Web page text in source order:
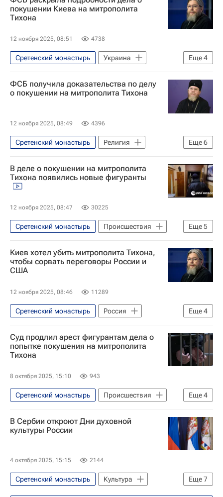
Telegram
покушении Киева на митрополита
Тихона
12 ноября 2025, 08:51 4738
Еще4
Сретенский монастырь
Украина
Москва
Россия
ФСБ получила доказательства по делу
о покушении на митрополита Тихона
12 ноября 2025, 08:49 4396
Еще6
Сретенский монастырь
Религия
Происшествия
Москва
Россия
Украина
Telegram
В деле о покушении на митрополита
Тихона появились новые фигуранты
12 ноября 2025, 08:47 30225
Еще5
Сретенский монастырь
Происшествия
Украина
Москва
Россия
Митрополит Тихон (Шевкунов)
Киев хотел убить митрополита Тихона,
чтобы сорвать переговоры России и
США
12 ноября 2025, 08:46 11289
Еще4
Сретенский монастырь
Россия
Украина
Москва
Религия
Суд продлил арест фигурантам дела о
попытке покушения на митрополита
Тихона
8 октября 2025, 15:10 943
Еще4
Сретенский монастырь
Происшествия
Москва
Россия
Крымское (Луганская область)
В Сербии откроют Дни духовной
культуры России
4 октября 2025, 15:15 2144
Еще7
Сретенский монастырь
Культура
Россия
Сербия
Белград (город)